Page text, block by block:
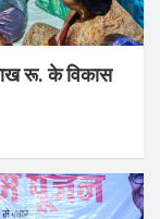
रू. के विकास